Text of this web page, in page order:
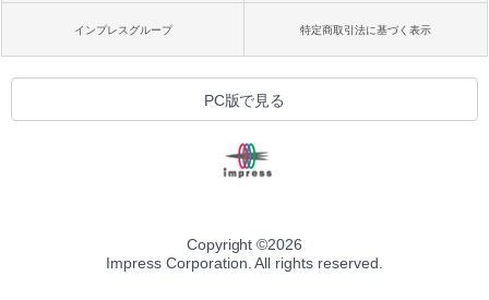
インプレスグループ 特定商取引法に基づく表示
PC版で見る
Copyright ©2026
Impress Corporation. All rights reserved.